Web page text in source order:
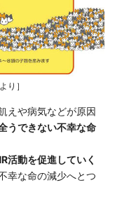
り］
えや病気などが原因
うできない不幸な命
活動を促進していく
幸な命の減少へとつ